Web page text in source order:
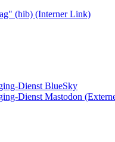
(hib) (Interner Link)
Dienst BlueSky
Dienst Mastodon